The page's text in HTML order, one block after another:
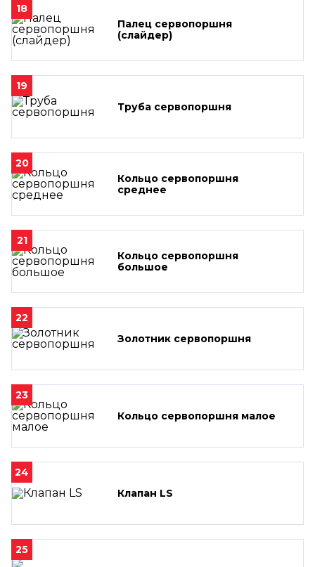
18
Палец сервопоршня
(слайдер)
19
Труба сервопоршня
20
Кольцо сервопоршня
среднее
21
Кольцо сервопоршня
большое
22
Золотник сервопоршня
23
Кольцо сервопоршня малое
24
Клапан LS
25